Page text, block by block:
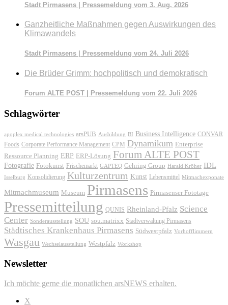
Stadt Pirmasens | Pressemeldung vom 3. Aug. 2026
Ganzheitliche Maßnahmen gegen Auswirkungen des
Klimawandels
Stadt Pirmasens | Pressemeldung vom 24. Juli 2026
Die Brüder Grimm: hochpolitisch und demokratisch
Forum ALTE POST | Pressemeldung vom 22. Juli 2026
Schlagwörter
apoplex medical technologies arsPUB Ausbildung BI Business Intelligence CONVAR
Foods Corporate Performance Management CPM Dynamikum Enterprise
Ressource Planning ERP ERP-Lösung Forum ALTE POST
Fotografie Fotokunst Frischemarkt GAPTEQ Gehring Group Harald Kröher IDL
Isselburg Konsolidierung Kulturzentrum Kunst Lebensmittel Mitmachexponate
Mitmachmuseum Museum Pirmasens Pirmasenser Fototage
Pressemitteilung QUNIS Rheinland-Pfalz Science
Center Sonderausstellung SOU sou.matrixx Stadtverwaltung Pirmasens
Städtisches Krankenhaus Pirmasens Südwestpfalz Vorhofflimmern
Wasgau Wechselausstellung Westpfalz Workshop
Newsletter
Ich möchte gerne die monatlichen arsNEWS erhalten.
X